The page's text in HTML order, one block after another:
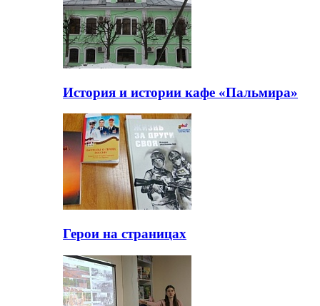
История и истории кафе «Пальмира»
Герои на страницах